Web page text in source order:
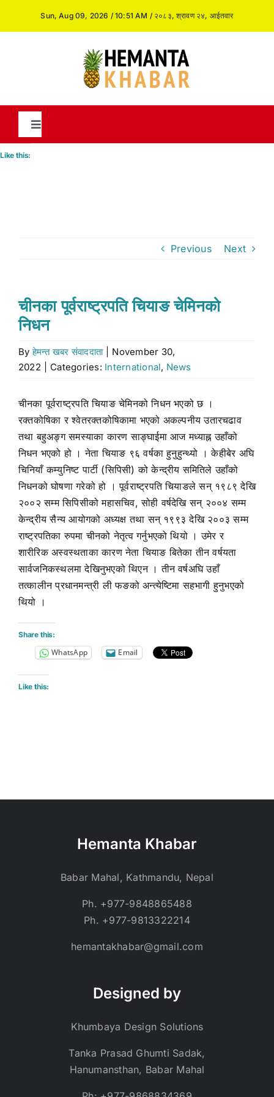
Sun, Aug 09, 2026 / 10:51 AM / २०८३, श्रावण २४, आईतवार
Toggle
Navigation
Stock market
Search
Like this:
Previous Next
चीनका पूर्वराष्ट्रपति चियाङ चेमिनको
निधन
Byहेमन्त खबर संवाददाता
November 30,
2022
Categories: International, News
चीनका पूर्वराष्ट्रपति चियाङ चेमिनको निधन भएको छ ।
रक्तकोषिका र श्वेतरक्तकोषिकामा भएको अकल्पनीय उतारचढाव
तथा बहुअङ्ग समस्याका कारण साङ्घाईमा आज मध्याह्न उहाँको
निधन भएको हो । नेता चियाङ ९६ वर्षका हुनुहुन्थ्यो । केहीबेर अघि
चिनियाँ कम्युनिष्ट पार्टी (सिपिसी) को केन्द्रीय समितिले उहाँको
निधनको घोषणा गरेको हो । पूर्वराष्ट्रपति चियाङले सन् १९८९ देखि
२००२ सम्म सिपिसीको महासचिव, सोही वर्षदेखि सन् २००४ सम्म
केन्द्रीय सैन्य आयोगको अध्यक्ष तथा सन् १९९३ देखि २००३ सम्म
राष्ट्रपतिका रुपमा चीनको नेतृत्व गर्नुभएको थियो । उमेर र
शारीरिक अस्वस्थताका कारण नेता चियाङ बितेका तीन वर्षयता
सार्वजनिकस्थलमा देखिनुभएको थिएन । तीन वर्षअघि उहाँ
तत्कालीन प्रधानमन्त्री ली फङको अन्त्येष्टिमा सहभागी हुनुभएको
थियो ।
Share this:
WhatsApp Email
Like this:
Hemanta Khabar
Babar Mahal, Kathmandu, Nepal
Ph. +977-9848865488
Ph. +977-9813322214
hemantakhabar@gmail.com
Designed by
Khumbaya Design Solutions
Tanka Prasad Ghumti Sadak,
Hanumansthan, Babar Mahal